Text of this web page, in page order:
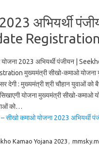
अभियर्थी
Registration
2023 अभियर्थी पंजीयन |
मुख्यमंत्री सीखो-कमाओ योजना
देगी : मुख्यमंत्री श्री चौहान युवाओं को
योजना मुख्यमंत्री सीखो-कमाओ
को…
सीखो कमाओ योजना 2023 अभियर्थी
Kamao Yojana 2023 ,